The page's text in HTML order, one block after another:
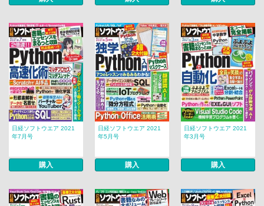
日経ソフトウエア 2021
年7月号
購入
日経ソフトウエア 2021
年5月号
購入
日経ソフトウエア 2021
年3月号
購入